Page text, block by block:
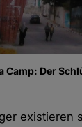
Camp: Der
existieren